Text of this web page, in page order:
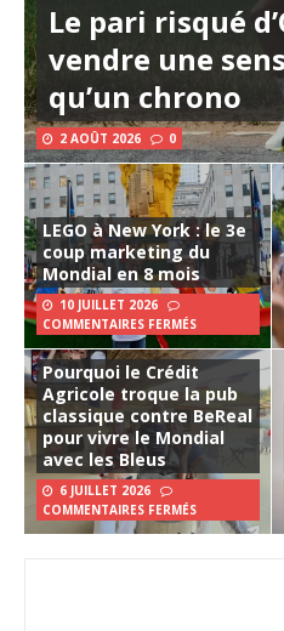
Le pari risqué
vendre une
qu’un chrono
2 AOÛT 2026 0
LEGO à New York : le 3e
coup marketing du
Mondial en 8 mois
10 JUILLET 2026
COMMENTAIRES FERMÉS
Pourquoi le Crédit
Agricole troque la pub
classique contre BeReal
pour vivre le Mondial
avec les Bleus
6 JUILLET 2026
COMMENTAIRES FERMÉS